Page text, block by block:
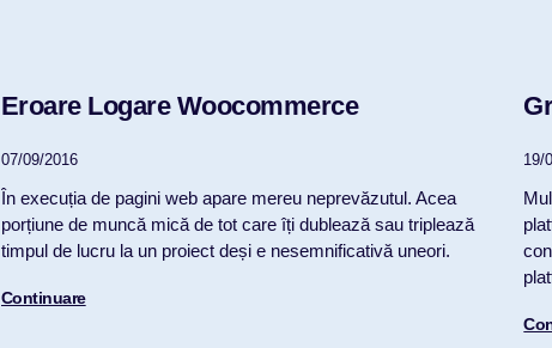
Eroare Logare Woocommerce
07/09/2016
În execuția de pagini web apare mereu neprevăzutul. Acea
porțiune de muncă mică de tot care îți dublează sau triplează
timpul de lucru la un proiect deși e nesemnificativă uneori.
Continuare
19/